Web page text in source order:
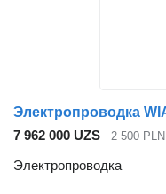
7 962 000 UZS 2 500 PLN
Электропроводка